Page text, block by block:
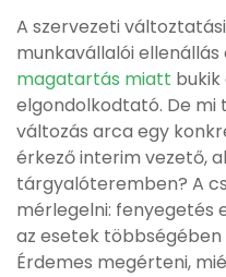
A szervezeti
munkavállalói ellenállás
magatartás miatt bukik
elgondolkodtató. De mi
változás arca egy
érkező interim vezető,
tárgyalóteremben? A
mérlegelni: fenyegetés
az esetek
Érdemes megérteni,